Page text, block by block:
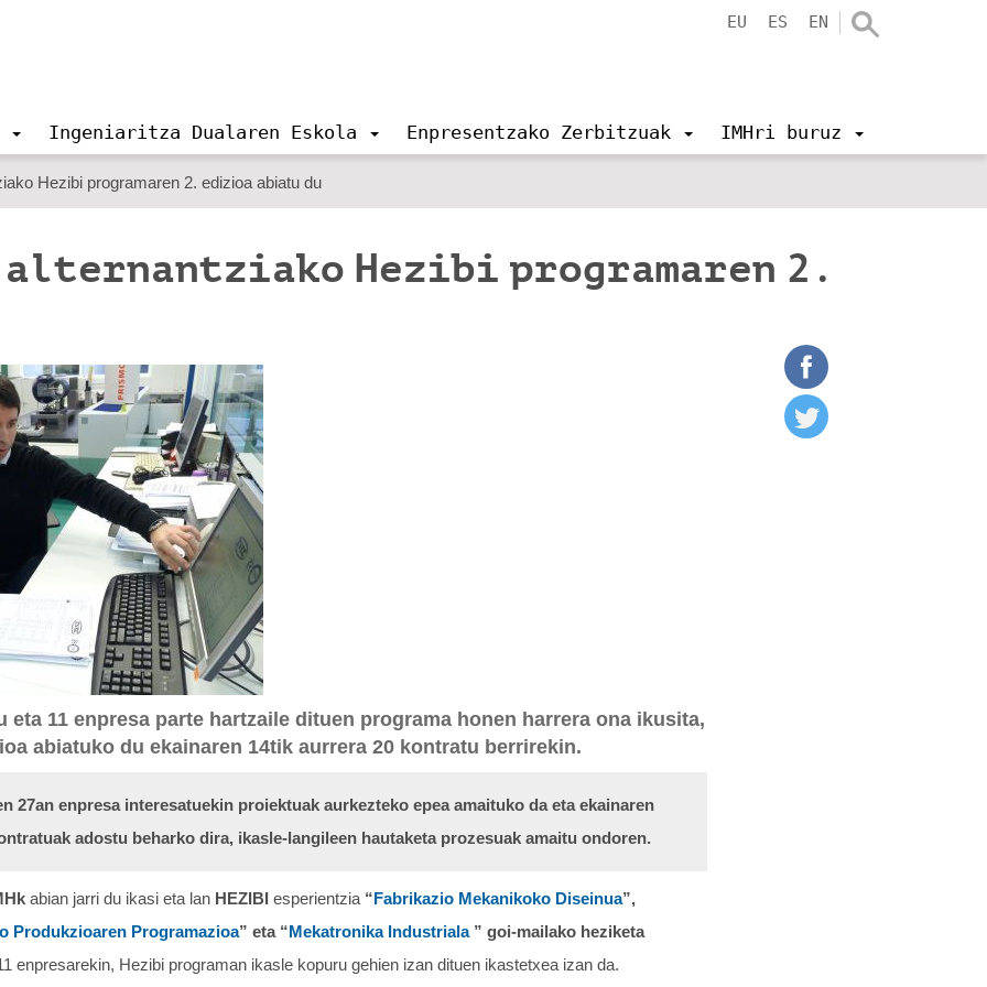
EU ES EN
Ingeniaritza Dualaren Eskola Enpresentzako Zerbitzuak IMHri buruz
Hezibi programaren 2. edizioa abiatu du
Hezibi programaren 2.
eta 11 enpresa parte hartzaile dituen programa honen harrera ona ikusita,
abiatuko du ekainaren 14tik aurrera 20 kontratu berrirekin.
27an enpresa interesatuekin proiektuak aurkezteko epea amaituko da eta ekainaren
adostu beharko dira, ikasle-langileen hautaketa prozesuak amaitu ondoren.
abian jarri du ikasi eta lan HEZIBI esperientzia “Fabrikazio Mekanikoko Diseinua”,
Produkzioaren Programazioa” eta “Mekatronika Industriala” goi-mailako heziketa
enpresarekin, Hezibi programan ikasle kopuru gehien izan dituen ikastetxea izan da.